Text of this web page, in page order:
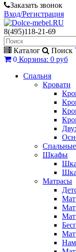
Заказать звонок
Вход/Регистрация
8(495)118-21-69
Каталог Поиск
0 Корзина: 0 руб
Спальня
Кровати
Шкафы
Матрасы